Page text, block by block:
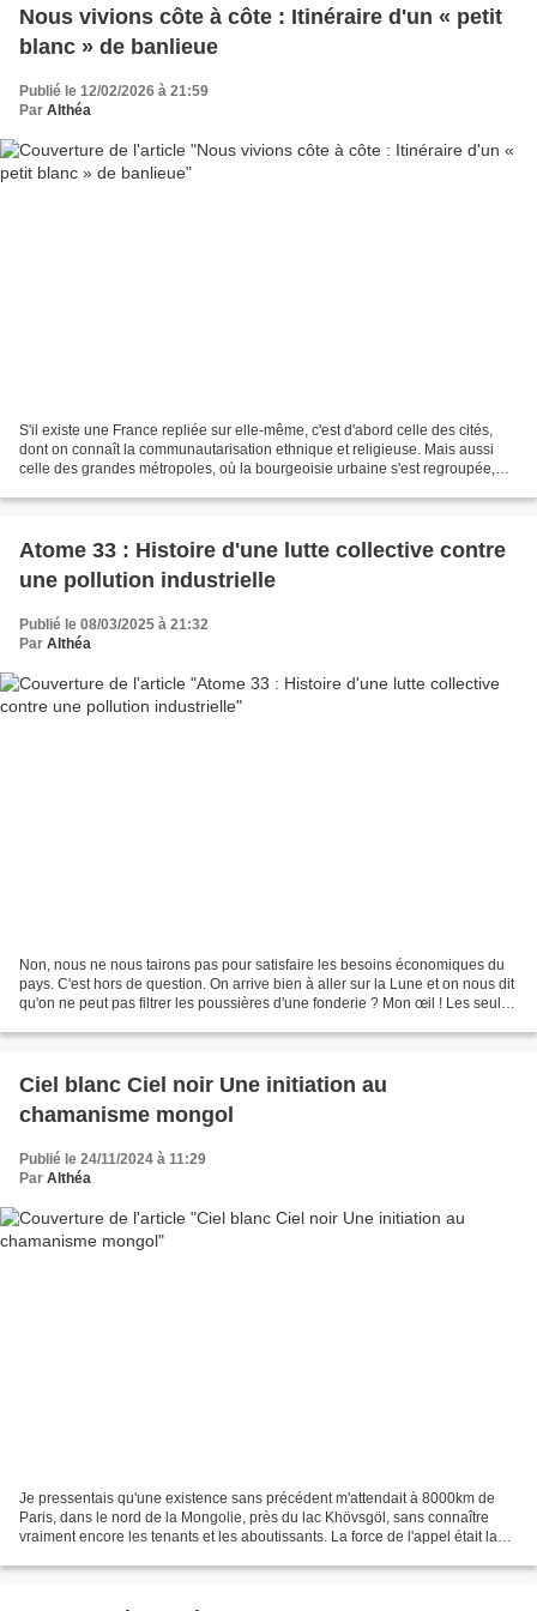
Nous vivions côte à côte : Itinéraire d'un « petit
blanc » de banlieue
Publié le 12/02/2026 à 21:59
Par Althéa
S'il existe une France repliée sur elle-même, c'est d'abord celle des cités,
dont on connaît la communautarisation ethnique et religieuse. Mais aussi
celle des grandes métropoles, où la bourgeoisie urbaine s'est regroupée,
Atome 33 : Histoire d'une lutte collective contre
une pollution industrielle
Publié le 08/03/2025 à 21:32
Par Althéa
Non, nous ne nous tairons pas pour satisfaire les besoins économiques du
pays. C'est hors de question. On arrive bien à aller sur la Lune et on nous dit
qu'on ne peut pas filtrer les poussières d'une fonderie ? Mon œil ! Les seules
Ciel blanc Ciel noir Une initiation au
chamanisme mongol
Publié le 24/11/2024 à 11:29
Par Althéa
Je pressentais qu'une existence sans précédent m'attendait à 8000km de
Paris, dans le nord de la Mongolie, près du lac Khövsgöl, sans connaître
vraiment encore les tenants et les aboutissants. La force de l'appel était la